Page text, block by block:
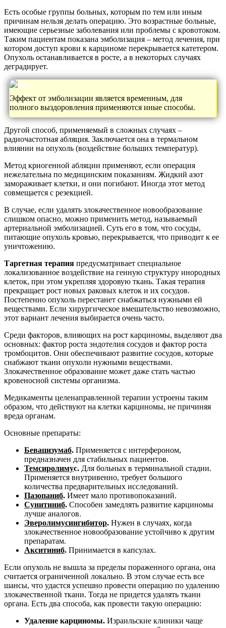
Есть особые группы больных, которым по тем или иным
причинам нельзя делать операцию. Это возрастные больные,
имеющие серьезные заболевания или проблемы с кровотоком.
Таким пациентам показана эмболизация – метод лечения, при
котором доступ крови к карциноме перекрывается катетером.
Опухоль останавливается в росте, а в некоторых случаях
деградирует.
Эффект от эмболизации является временным, для
полного выздоровления применяются иные способы.
Другой способ, применяемый в сложных случаях –
радиочастотная абляция. Заключается она в термальном
влиянии на опухоль (воздействие больших температур).
Метод криогенной абляции применяют, если операция
нежелательна по медицинским показаниям. Жидкий азот
замораживает клетки, и они погибают. Иногда этот метод
совмещается с резекцией.
В случае, если удалять злокачественное новообразование
слишком опасно, можно применить метод, называемый
артериальной эмболизацией. Суть его в том, что сосуды,
питающие опухоль кровью, перекрывается, что приводит к ее
уничтожению.
Таргетная терапия предусматривает специальное
локализованное воздействие на генную структуру инородных
клеток, при этом укрепляя здоровую ткань. Такая терапия
прекращает рост новых раковых клеток и их сосудов.
Постепенно опухоль перестанет снабжаться нужными ей
веществами. Если хирургическое вмешательство невозможно,
этот вариант лечения выбирается очень часто.
Среди факторов, влияющих на рост карциномы, выделяют два
основных: фактор роста эндотелия сосудов и фактор роста
тромбоцитов. Они обеспечивают развитие сосудов, которые
снабжают ткани опухоли нужными веществами.
Злокачественное образование может даже стать частью
кровеносной системы организма.
Медикаменты целенаправленной терапии устроены таким
образом, что действуют на клетки карциномы, не причиняя
вреда органам.
Основные препараты:
Бевацизумаб. Применяется с интерфероном,
предназначен для стабильных пациентов.
Темсиролимус. Для больных в терминальной стадии.
Применяется внутривенно, требует большого
количества предварительных исследований.
Пазопаниб. Имеет мало противопоказаний.
Сунитиниб. Способен замедлять развитие карциномы
лучше аналогов.
Эверолимусингибитор. Нужен в случаях, когда
злокачественное новообразование устойчиво к другим
препаратам.
Акситиниб. Принимается в капсулах.
Если опухоль не вышла за пределы пораженного органа, она
считается ограниченной локально. В этом случае есть все
шансы, что удастся успешно провести операцию по удалению
злокачественной ткани. Тогда не придется удалять ткани
органа. Есть два способа, как провести такую операцию:
Удаление карциномы. Израильские клиники чаще